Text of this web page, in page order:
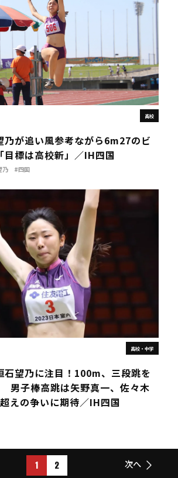
高校
乃が追い風参考ながら6m27のビ
目標は高校新」／IH四国
乃 #四国
高校・中学
石望乃に注目！100m、三段跳を
男子棒高跳は矢野真一、佐々木
えの争いに期待／IH四国
1 2 次へ